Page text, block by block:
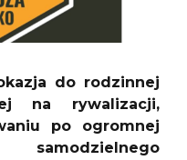
do rodzinnej
na rywalizacji,
po ogromnej